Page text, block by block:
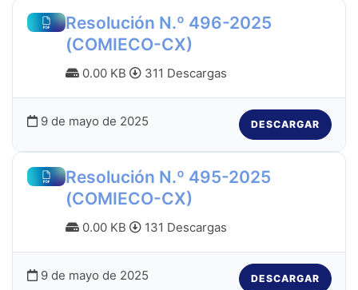
Resolución N.º 496-2025
(COMIECO-CX)
0.00 KB 311 Descargas
9 de mayo de 2025 DESCARGAR
Resolución N.º 495-2025
(COMIECO-CX)
0.00 KB 131 Descargas
9 de mayo de 2025 DESCARGAR